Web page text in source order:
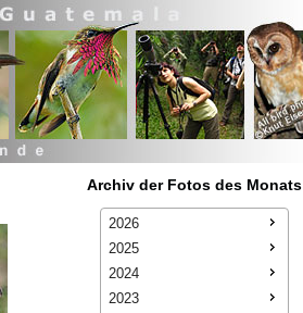
Archiv der Fotos des Monats
2026
2025
2024
2023